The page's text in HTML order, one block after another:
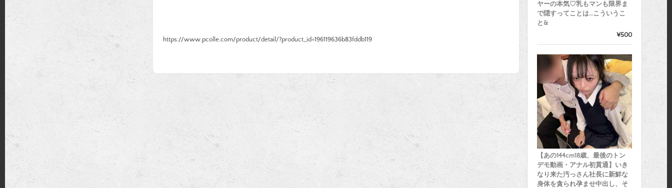
https://www.pcolle.com/product/detail/?product_id=196119636b83fddb119
ヤーの本気♡乳もマンも限界ま
で隠すってことは…こういうこ
と&
¥500
【あの144cm18歳、最後のトン
デモ動画・アナル初貫通】いき
なり来た汚っさん社長に新鮮な
身体を貪られ孕ませ中出し、そ